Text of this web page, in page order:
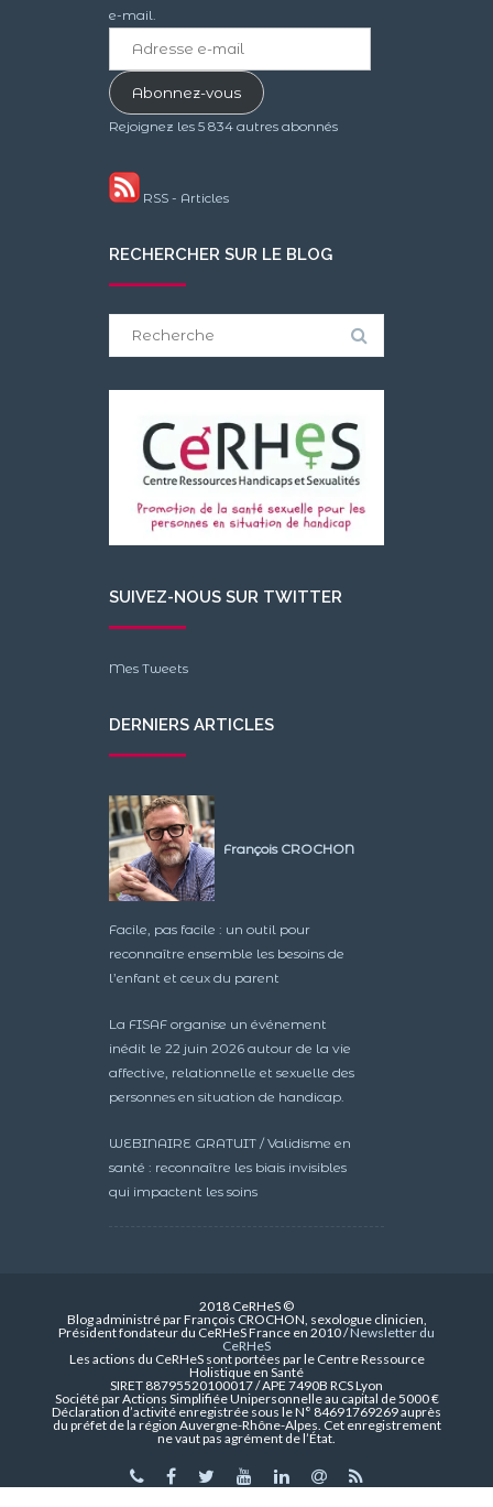
e-mail.
mailAbonnez-vous
Rejoignez les 5 834 autres abonnés
RSS - Articles
RECHERCHER SUR LE BLOG
SUIVEZ-NOUS SUR TWITTER
Mes Tweets
DERNIERS ARTICLES
François CROCHON
Facile, pas facile : un outil pour
reconnaître ensemble les besoins de
l’enfant et ceux du parent
La FISAF organise un événement
inédit le 22 juin 2026 autour de la vie
affective, relationnelle et sexuelle des
personnes en situation de handicap.
WEBINAIRE GRATUIT / Validisme en
santé : reconnaître les biais invisibles
qui impactent les soins
2018 CeRHeS ©
Blog administré par François CROCHON, sexologue clinicien,
Président fondateur du CeRHeS France en 2010 /Newsletter du
CeRHeS
Les actions du CeRHeS sont portées par le Centre Ressource
Holistique en Santé
SIRET 88795520100017 / APE 7490B RCS Lyon
Société par Actions Simplifiée Unipersonnelle au capital de 5000 €
Déclaration d’activité enregistrée sous le N° 84691769269 auprès
du préfet de la région Auvergne-Rhône-Alpes. Cet enregistrement
ne vaut pas agrément de l’État.